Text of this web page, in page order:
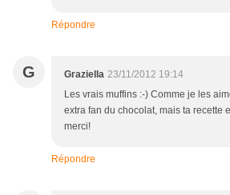
Répondre
G Graziella 23/11/2012 19:14
Les vrais muffins :-) Comme je les
extra fan du chocolat, mais ta recette
merci!
Répondre